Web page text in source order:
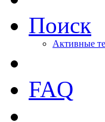
Поиск
Активные
FAQ